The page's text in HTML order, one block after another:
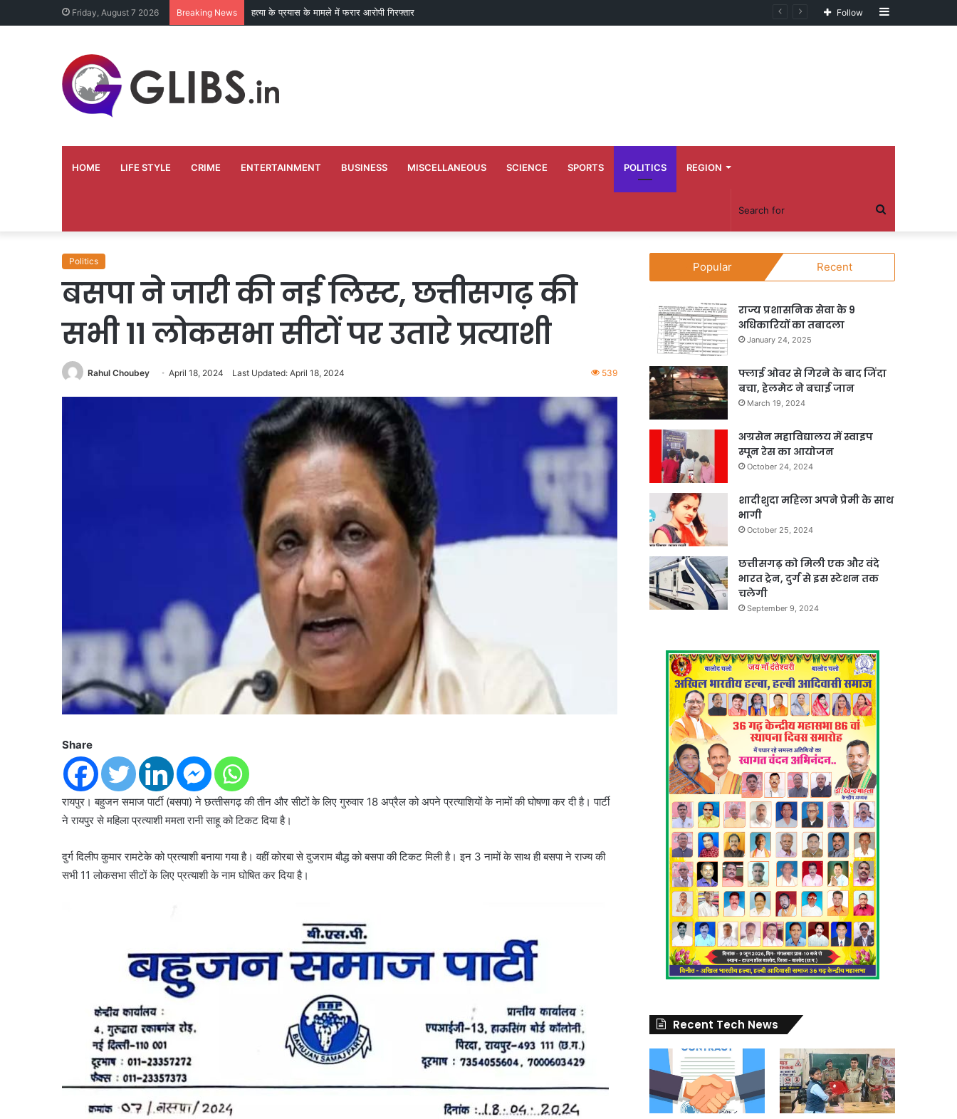
Friday, August 7 2026 Breaking News हत्या के प्रयास के मामले में फरार आरोपी गिरफ्तार Sidebar
Follow
HOME LIFE STYLE CRIME ENTERTAINMENT BUSINESS MISCELLANEOUS SCIENCE SPORTS POLITICS REGION
Search
for
Politics
बसपा ने जारी की नई लिस्ट, छत्तीसगढ़ की
सभी 11 लोकसभा सीटों पर उतारे प्रत्याशी
Rahul Choubey April 18, 2024 Last Updated: April 18, 2024 539
Share
रायपुर। बहुजन समाज पार्टी (बसपा) ने छत्‍तीसगढ़ की तीन और सीटों के लिए गुरुवार 18 अप्रैल को अपने प्रत्‍याशियों के नामों की घोषणा कर दी है। पार्टी
ने रायपुर से महिला प्रत्‍याशी ममता रानी साहू को टिकट दिया है।
दुर्ग दिलीप कुमार रामटेके को प्रत्‍याशी बनाया गया है। वहीं कोरबा से दुजराम बौद्ध को बसपा की टिकट मिली है। इन 3 नामों के साथ ही बसपा ने राज्‍य की
सभी 11 लोकसभा सीटों के लिए प्रत्‍याशी के नाम घोषित कर दिया है।
Popular Recent
राज्य प्रशासनिक सेवा के 9
अधिकारियों का तबादला
January 24, 2025
फ्लाई ओवर से गिरने के बाद जिंदा
बचा, हेलमेट ने बचाई जान
March 19, 2024
अग्रसेन महाविद्यालय में स्वाइप
स्पून रेस का आयोजन
October 24, 2024
शादीशुदा महिला अपने प्रेमी के साथ
भागी
October 25, 2024
छत्तीसगढ़ को मिली एक और वंदे
भारत ट्रेन, दुर्ग से इस स्टेशन तक
चलेगी
September 9, 2024
Recent Tech News